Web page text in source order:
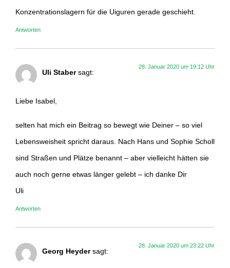
Konzentrationslagern für die Uiguren gerade geschieht.
Antworten
Uli Staber sagt:
28. Januar 2020 um 19:12 Uhr
Liebe Isabel,
selten hat mich ein Beitrag so bewegt wie Deiner – so viel
Lebensweisheit spricht daraus. Nach Hans und Sophie Scholl
sind Straßen und Plätze benannt – aber vielleicht hätten sie
auch noch gerne etwas länger gelebt – ich danke Dir
Uli
Antworten
Georg Heyder sagt:
28. Januar 2020 um 23:22 Uhr